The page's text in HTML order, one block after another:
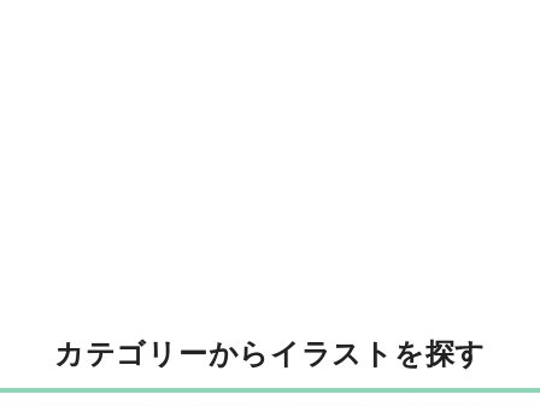
カテゴリーからイラストを探す